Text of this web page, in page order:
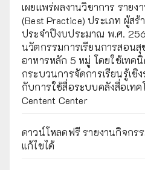
เผยเเพร่ผลงานวิชาการ ราย
(Best Practice) ประเภท ผู้ส
ประจำปีงบประมาณ พ.ศ.
นวัตกรรมการเรียนการสอน
อาหารหลัก 5 หมู่ โดยใช้เทค
กระบวนการจัดการเรียนรู้เชิ
กับการใช้สื่อระบบคลังสื่อเทค
Centent Center
ดาวน์โหลดฟรี รายงานกิจกร
แก้ไขได้